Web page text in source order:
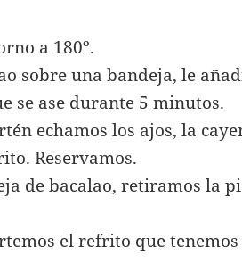
a 180º.
sobre una bandeja, le
se ase durante 5 minutos.
echamos los ajos, la
Reservamos.
de bacalao, retiramos la
el refrito que